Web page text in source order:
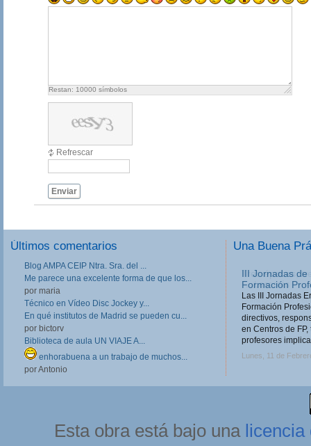
Restan: 10000 símbolos
Refrescar
Enviar
Últimos comentarios
Blog AMPA CEIP Ntra. Sra. del ...
Me parece una excelente forma de que los...
por maria
Técnico en Vídeo Disc Jockey y...
En qué institutos de Madrid se pueden cu...
por bictorv
Biblioteca de aula UN VIAJE A...
enhorabuena a un trabajo de muchos...
por Antonio
Una Buena
III Jornadas
Formación
Las III Jornadas
Formación
directivos,
en Centros de
profesores
Lunes, 11 de
Esta obra está bajo una licencia